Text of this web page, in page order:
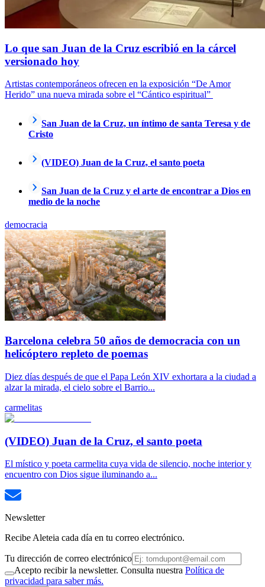
Lo que san Juan de la Cruz escribió en la cárcel
versionado hoy
Artistas contemporáneos ofrecen en la exposición “De Amor
Herido” una nueva mirada sobre el “Cántico espiritual”
San Juan de la Cruz, un íntimo de santa Teresa y de
Cristo
(VIDEO) Juan de la Cruz, el santo poeta
San Juan de la Cruz y el arte de encontrar a Dios en
medio de la noche
democracia
Barcelona celebra 50 años de democracia con un
helicóptero repleto de poemas
Diez días después de que el Papa León XIV exhortara a la ciudad a
alzar la mirada, el cielo sobre el Barrio...
carmelitas
(VIDEO) Juan de la Cruz, el santo poeta
El místico y poeta carmelita cuya vida de silencio, noche interior y
encuentro con Dios sigue iluminando a...
Newsletter
Recibe Aleteia cada día en tu correo electrónico.
Tu dirección de correo electrónico
Acepto recibir la newsletter. Consulta nuestra Política de
privacidad para saber más.